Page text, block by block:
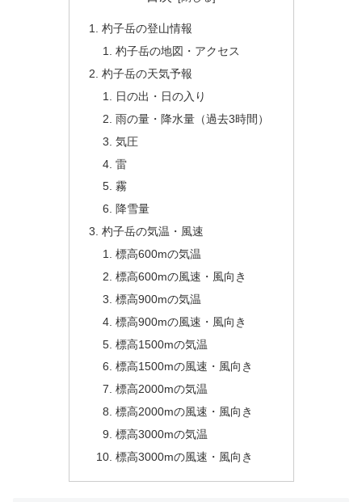
杓子岳の登山情報
杓子岳の地図・アクセス
杓子岳の天気予報
日の出・日の入り
雨の量・降水量（過去3時間）
気圧
雷
霧
降雪量
杓子岳の気温・風速
標高600mの気温
標高600mの風速・風向き
標高900mの気温
標高900mの風速・風向き
標高1500mの気温
標高1500mの風速・風向き
標高2000mの気温
標高2000mの風速・風向き
標高3000mの気温
標高3000mの風速・風向き